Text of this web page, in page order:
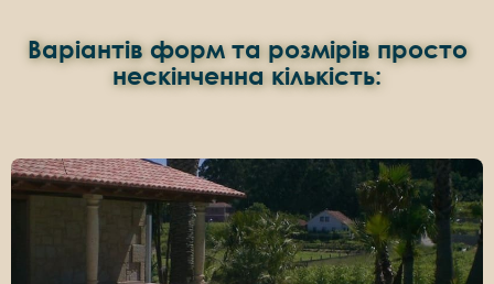
Варіантів форм та розмірів просто
нескінченна кількість: